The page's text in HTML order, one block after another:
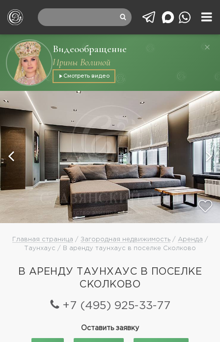
Видеообращение
Ирины Волиной
Смотреть видео
Главная страница / Загородная недвижимость/ Аренда /
Таунхаус / В аренду таунхаус в поселке Сколково
В АРЕНДУ ТАУНХАУС В ПОСЕЛКЕ
СКОЛКОВО
+7 (495) 925-33-77
Оставить заявку